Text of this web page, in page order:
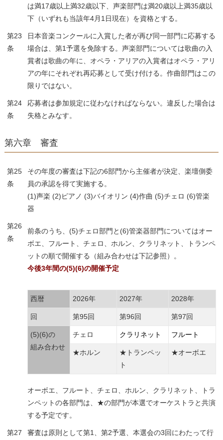
は満17歳以上満32歳以下、声楽部門は満20歳以上満35歳以
下（いずれも当該年4月1日現在）を資格とする。
第23
条
日本音楽コンクールに入賞した者が再び同一部門に応募する
場合は、第1予選を免除する。声楽部門については歌曲の入
賞者は歌曲の年に、オペラ・アリアの入賞者はオペラ・アリ
アの年にそれぞれ再応募として受け付ける。作曲部門はこの
限りではない。
第24
条
応募者は参加規定に従わなければならない。違反した場合は
失格とみなす。
第六章 審査
第25
条
その年度の審査は下記の6部門から主催者が決定、楽壇側委
員の承認を得て実施する。
(1)声楽 (2)ピアノ (3)バイオリン (4)作曲 (5)チェロ (6)管楽
器
第26
条
前条のうち、(5)チェロ部門と(6)管楽器部門についてはオー
ボエ、フルート、チェロ、ホルン、クラリネット、トランペ
ットの順で開催する（組み合わせは下記参照）。
今後3年間の(5)(6)の開催予定
西暦 2026年 2027年 2028年
回 第95回 第96回 第97回
(5)(6)の
組み合わせ
チェロ クラリネット フルート
★ホルン
★トランペッ
ト
★オーボエ
オーボエ、フルート、チェロ、ホルン、クラリネット、トラ
ンペットの各部門は、★の部門が本選でオーケストラと共演
する予定です。
第27
審査は原則として第1、第2予選、本選会の3回にわたって行